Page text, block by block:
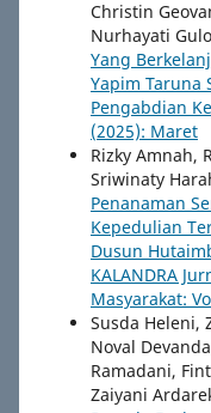
Christin
Nurhayati
Yang
Yapim Taruna
Pengabdian
(2025): Maret
Rizky Amnah,
Sriwinaty
Penanaman
Kepedulian
Dusun
KALANDRA
Masyarakat:
Susda Heleni,
Noval
Ramadani,
Zaiyani